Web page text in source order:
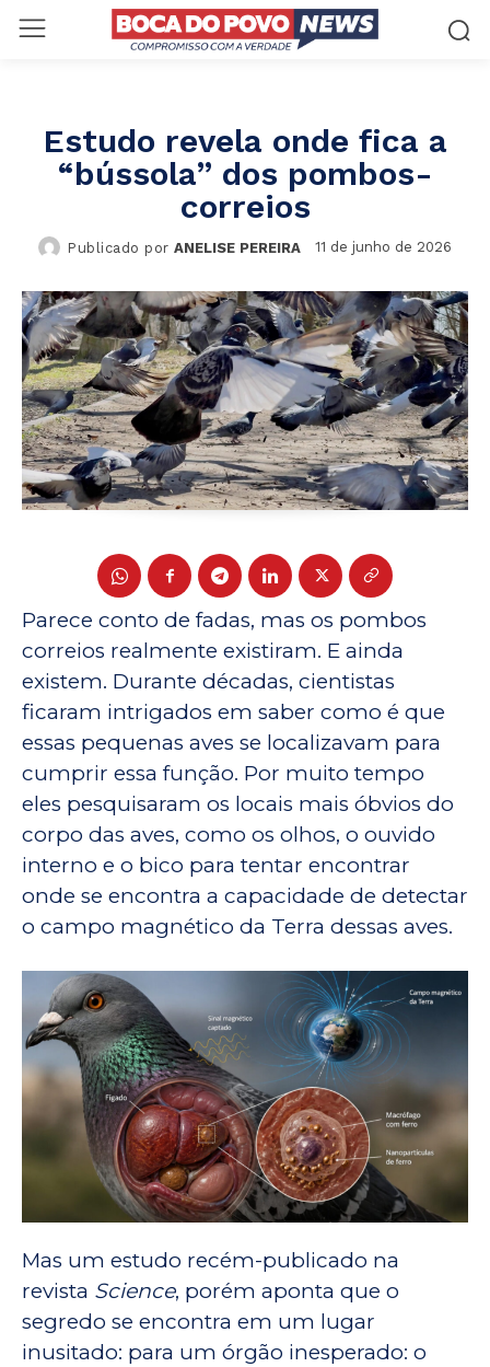
Estudo revela onde fica a
“bússola” dos pombos-
correios
Publicado por ANELISE PEREIRA 11 de junho de 2026
Parece conto de fadas, mas os pombos
correios realmente existiram. E ainda
existem. Durante décadas, cientistas
ficaram intrigados em saber como é que
essas pequenas aves se localizavam para
cumprir essa função. Por muito tempo
eles pesquisaram os locais mais óbvios do
corpo das aves, como os olhos, o ouvido
interno e o bico para tentar encontrar
onde se encontra a capacidade de detectar
o campo magnético da Terra dessas aves.
Mas um estudo recém-publicado na
revista Science, porém aponta que o
segredo se encontra em um lugar
inusitado: para um órgão inesperado: o